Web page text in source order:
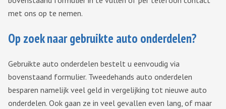
met ons op te nemen.
Op zoek naar gebruikte auto onderdelen?
Gebruikte auto onderdelen bestelt u eenvoudig via
bovenstaand formulier. Tweedehands auto onderdelen
besparen namelijk veel geld in vergelijking tot nieuwe auto
onderdelen. Ook gaan ze in veel gevallen even lang, of maar